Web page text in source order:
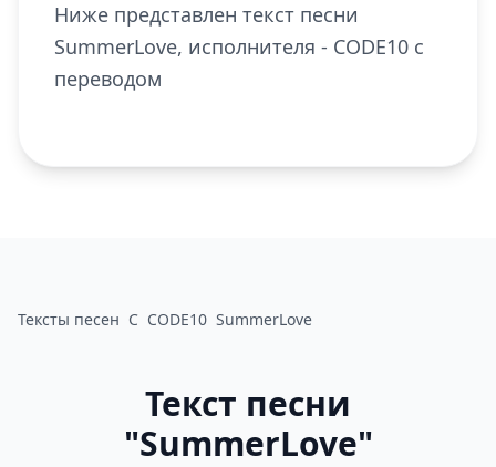
Ниже представлен текст песни
SummerLove, исполнителя - CODE10 с
переводом
Тексты песен C CODE10 SummerLove
Текст песни
"SummerLove"